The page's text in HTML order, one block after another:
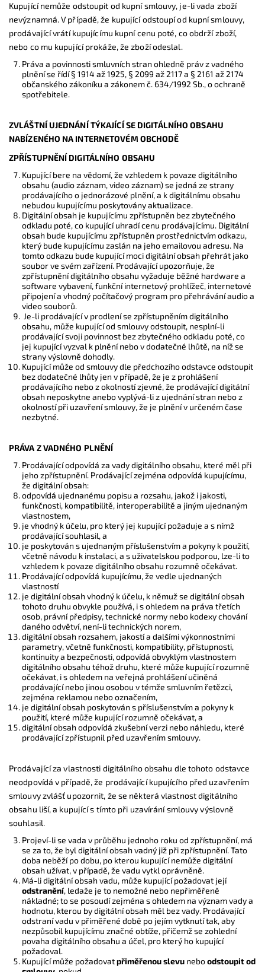
Kupující nemůže odstoupit od kupní smlouvy, je-li vada zboží
nevýznamná. V případě, že kupující odstoupí od kupní smlouvy,
prodávající vrátí kupujícímu kupní cenu poté, co obdrží zboží,
nebo co mu kupující prokáže, že zboží odeslal.
Práva a povinnosti smluvních stran ohledně práv z vadného
plnění se řídí § 1914 až 1925, § 2099 až 2117 a § 2161 až 2174
občanského zákoníku a zákonem č. 634/1992 Sb., o ochraně
spotřebitele.
ZVLÁŠTNÍ UJEDNÁNÍ TÝKAJÍCÍ SE DIGITÁLNÍHO OBSAHU
NABÍZENÉHO NA INTERNETOVÉM OBCHODĚ
ZPŘÍSTUPNĚNÍ DIGITÁLNÍHO OBSAHU
Kupující bere na vědomí, že vzhledem k povaze digitálního
obsahu (audio záznam, video záznam) se jedná ze strany
prodávajícího o jednorázové plnění, a k digitálnímu obsahu
nebudou kupujícímu poskytovány aktualizace.
Digitální obsah je kupujícímu zpřístupněn bez zbytečného
odkladu poté, co kupující uhradí cenu prodávajícímu. Digitální
obsah bude kupujícímu zpřístupněn prostřednictvím odkazu,
který bude kupujícímu zaslán na jeho emailovou adresu. Na
tomto odkazu bude kupující moci digitální obsah přehrát jako
soubor ve svém zařízení. Prodávající upozorňuje, že
zpřístupnění digitálního obsahu vyžaduje běžné hardware a
software vybavení, funkční internetový prohlížeč, internetové
připojení a vhodný počítačový program pro přehrávání audio a
video souborů.
Je-li prodávající v prodlení se zpřístupněním digitálního
obsahu, může kupující od smlouvy odstoupit, nesplní-li
prodávající svoji povinnost bez zbytečného odkladu poté, co
jej kupující vyzval k plnění nebo v dodatečné lhůtě, na níž se
strany výslovně dohodly.
Kupující může od smlouvy dle předchozího odstavce odstoupit
bez dodatečné lhůty jen v případě, že je z prohlášení
prodávajícího nebo z okolností zjevné, že prodávající digitální
obsah neposkytne anebo vyplývá-li z ujednání stran nebo z
okolností při uzavření smlouvy, že je plnění v určeném čase
nezbytné.
PRÁVA Z VADNÉHO PLNĚNÍ
Prodávající odpovídá za vady digitálního obsahu, které měl při
jeho zpřístupnění. Prodávající zejména odpovídá kupujícímu,
že digitální obsah:
odpovídá ujednanému popisu a rozsahu, jakož i jakosti,
funkčnosti, kompatibilitě, interoperabilitě a jiným ujednaným
vlastnostem,
je vhodný k účelu, pro který jej kupující požaduje a s nímž
prodávající souhlasil, a
je poskytován s ujednaným příslušenstvím a pokyny k použití,
včetně návodu k instalaci, a s uživatelskou podporou, lze-li to
vzhledem k povaze digitálního obsahu rozumně očekávat.
Prodávající odpovídá kupujícímu, že vedle ujednaných
vlastností
je digitální obsah vhodný k účelu, k němuž se digitální obsah
tohoto druhu obvykle používá, i s ohledem na práva třetích
osob, právní předpisy, technické normy nebo kodexy chování
daného odvětví, není-li technických norem,
digitální obsah rozsahem, jakostí a dalšími výkonnostními
parametry, včetně funkčnosti, kompatibility, přístupnosti,
kontinuity a bezpečnosti, odpovídá obvyklým vlastnostem
digitálního obsahu téhož druhu, které může kupující rozumně
očekávat, i s ohledem na veřejná prohlášení učiněná
prodávající nebo jinou osobou v témže smluvním řetězci,
zejména reklamou nebo označením,
je digitální obsah poskytován s příslušenstvím a pokyny k
použití, které může kupující rozumně očekávat, a
digitální obsah odpovídá zkušební verzi nebo náhledu, které
prodávající zpřístupnil před uzavřením smlouvy.
Prodávající za vlastnosti digitálního obsahu dle tohoto odstavce
neodpovídá v případě, že prodávající kupujícího před uzavřením
smlouvy zvlášť upozornit, že se některá vlastnost digitálního
obsahu liší, a kupující s tímto při uzavírání smlouvy výslovně
souhlasil.
Projeví-li se vada v průběhu jednoho roku od zpřístupnění, má
se za to, že byl digitální obsah vadný již při zpřístupnění. Tato
doba neběží po dobu, po kterou kupující nemůže digitální
obsah užívat, v případě, že vadu vytkl oprávněně.
Má-li digitální obsah vadu, může kupující požadovat její
odstranění, ledaže je to nemožné nebo nepřiměřeně
nákladné; to se posoudí zejména s ohledem na význam vady a
hodnotu, kterou by digitální obsah měl bez vady. Prodávající
odstraní vadu v přiměřené době po jejím vytknutí tak, aby
nezpůsobil kupujícímu značné obtíže, přičemž se zohlední
povaha digitálního obsahu a účel, pro který ho kupující
požadoval.
Kupující může požadovatpřiměřenou slevu neboodstoupit od